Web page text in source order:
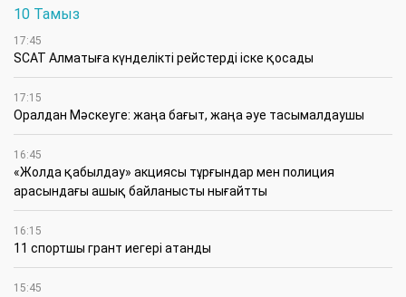
10 Тамыз
17:45
SCAT Алматыға күнделікті рейстерді іске қосады
17:15
Оралдан Мәскеуге: жаңа бағыт, жаңа әуе тасымалдаушы
16:45
«Жолда қабылдау» акциясы тұрғындар мен полиция
арасындағы ашық байланысты нығайтты
16:15
11 спортшы грант иегері атанды
15:45